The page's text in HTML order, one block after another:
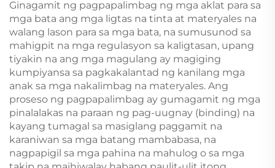
Ginagamit ng pagpapalimbag ng mga aklat para sa
mga bata ang mga ligtas na tinta at materyales na
walang lason para sa mga bata, na sumusunod sa
mahigpit na mga regulasyon sa kaligtasan, upang
tiyakin na ang mga magulang ay magiging
kumpiyansa sa pagkakalantad ng kanilang mga
anak sa mga nakalimbag na materyales. Ang
proseso ng pagpapalimbag ay gumagamit ng mga
pinalalakas na paraan ng pag-uugnay (binding) na
kayang tumagal sa masiglang paggamit na
karaniwan sa mga batang mambabasa, na
nagpapigil sa mga pahina na mahulog o sa mga